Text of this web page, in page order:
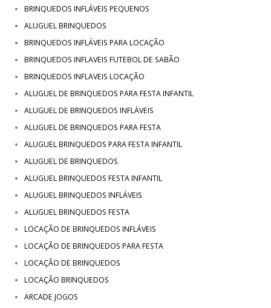
BRINQUEDOS INFLÁVEIS PEQUENOS
ALUGUEL BRINQUEDOS
BRINQUEDOS INFLÁVEIS PARA LOCAÇÃO
BRINQUEDOS INFLAVEIS FUTEBOL DE SABÃO
BRINQUEDOS INFLAVEIS LOCAÇÃO
ALUGUEL DE BRINQUEDOS PARA FESTA INFANTIL
ALUGUEL DE BRINQUEDOS INFLÁVEIS
ALUGUEL DE BRINQUEDOS PARA FESTA
ALUGUEL BRINQUEDOS PARA FESTA INFANTIL
ALUGUEL DE BRINQUEDOS
ALUGUEL BRINQUEDOS FESTA INFANTIL
ALUGUEL BRINQUEDOS INFLÁVEIS
ALUGUEL BRINQUEDOS FESTA
LOCAÇÃO DE BRINQUEDOS INFLÁVEIS
LOCAÇÃO DE BRINQUEDOS PARA FESTA
LOCAÇÃO DE BRINQUEDOS
LOCAÇÃO BRINQUEDOS
ARCADE JOGOS